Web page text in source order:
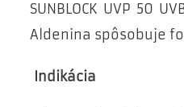
SUNBLOCK UVP 50
Aldenina spôsobuje
Indikácia